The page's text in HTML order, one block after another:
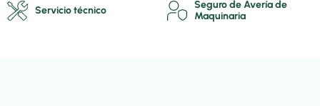
Servicio técnico
Seguro de Avería de
Maquinaria